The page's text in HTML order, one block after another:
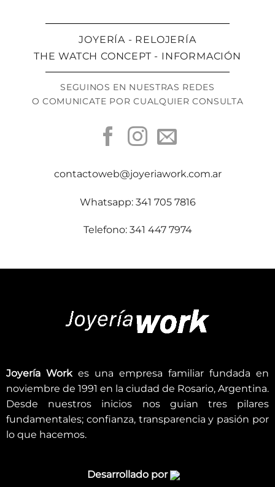
JOYERÍA - RELOJERÍA
THE WATCH CONCEPT - INFORMACIÓN
SEGUINOS EN NUESTRAS REDES
O COMUNICATE POR CUALQUIER CONSULTA
contactoweb@joyeriawork.com.ar
Whatsapp: 341 705 7816
Telefono: 341 447 7974
Joyería Workes una empresa familiar fundada en
noviembre de 1991 en la ciudad de Rosario, Argentina.
Desde nuestros inicios nos guian tres pilares
fundamentales; confianza, transparencia y pasión por
lo que hacemos.
Desarrollado por